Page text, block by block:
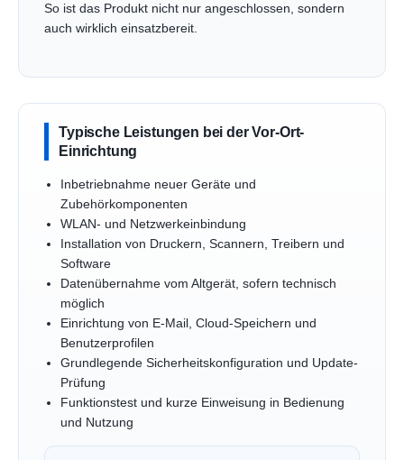
So ist das Produkt nicht nur angeschlossen, sondern
auch wirklich einsatzbereit.
Typische Leistungen bei der Vor-Ort-
Einrichtung
Inbetriebnahme neuer Geräte und
Zubehörkomponenten
WLAN- und Netzwerkeinbindung
Installation von Druckern, Scannern, Treibern und
Software
Datenübernahme vom Altgerät, sofern technisch
möglich
Einrichtung von E-Mail, Cloud-Speichern und
Benutzerprofilen
Grundlegende Sicherheitskonfiguration und Update-
Prüfung
Funktionstest und kurze Einweisung in Bedienung
und Nutzung